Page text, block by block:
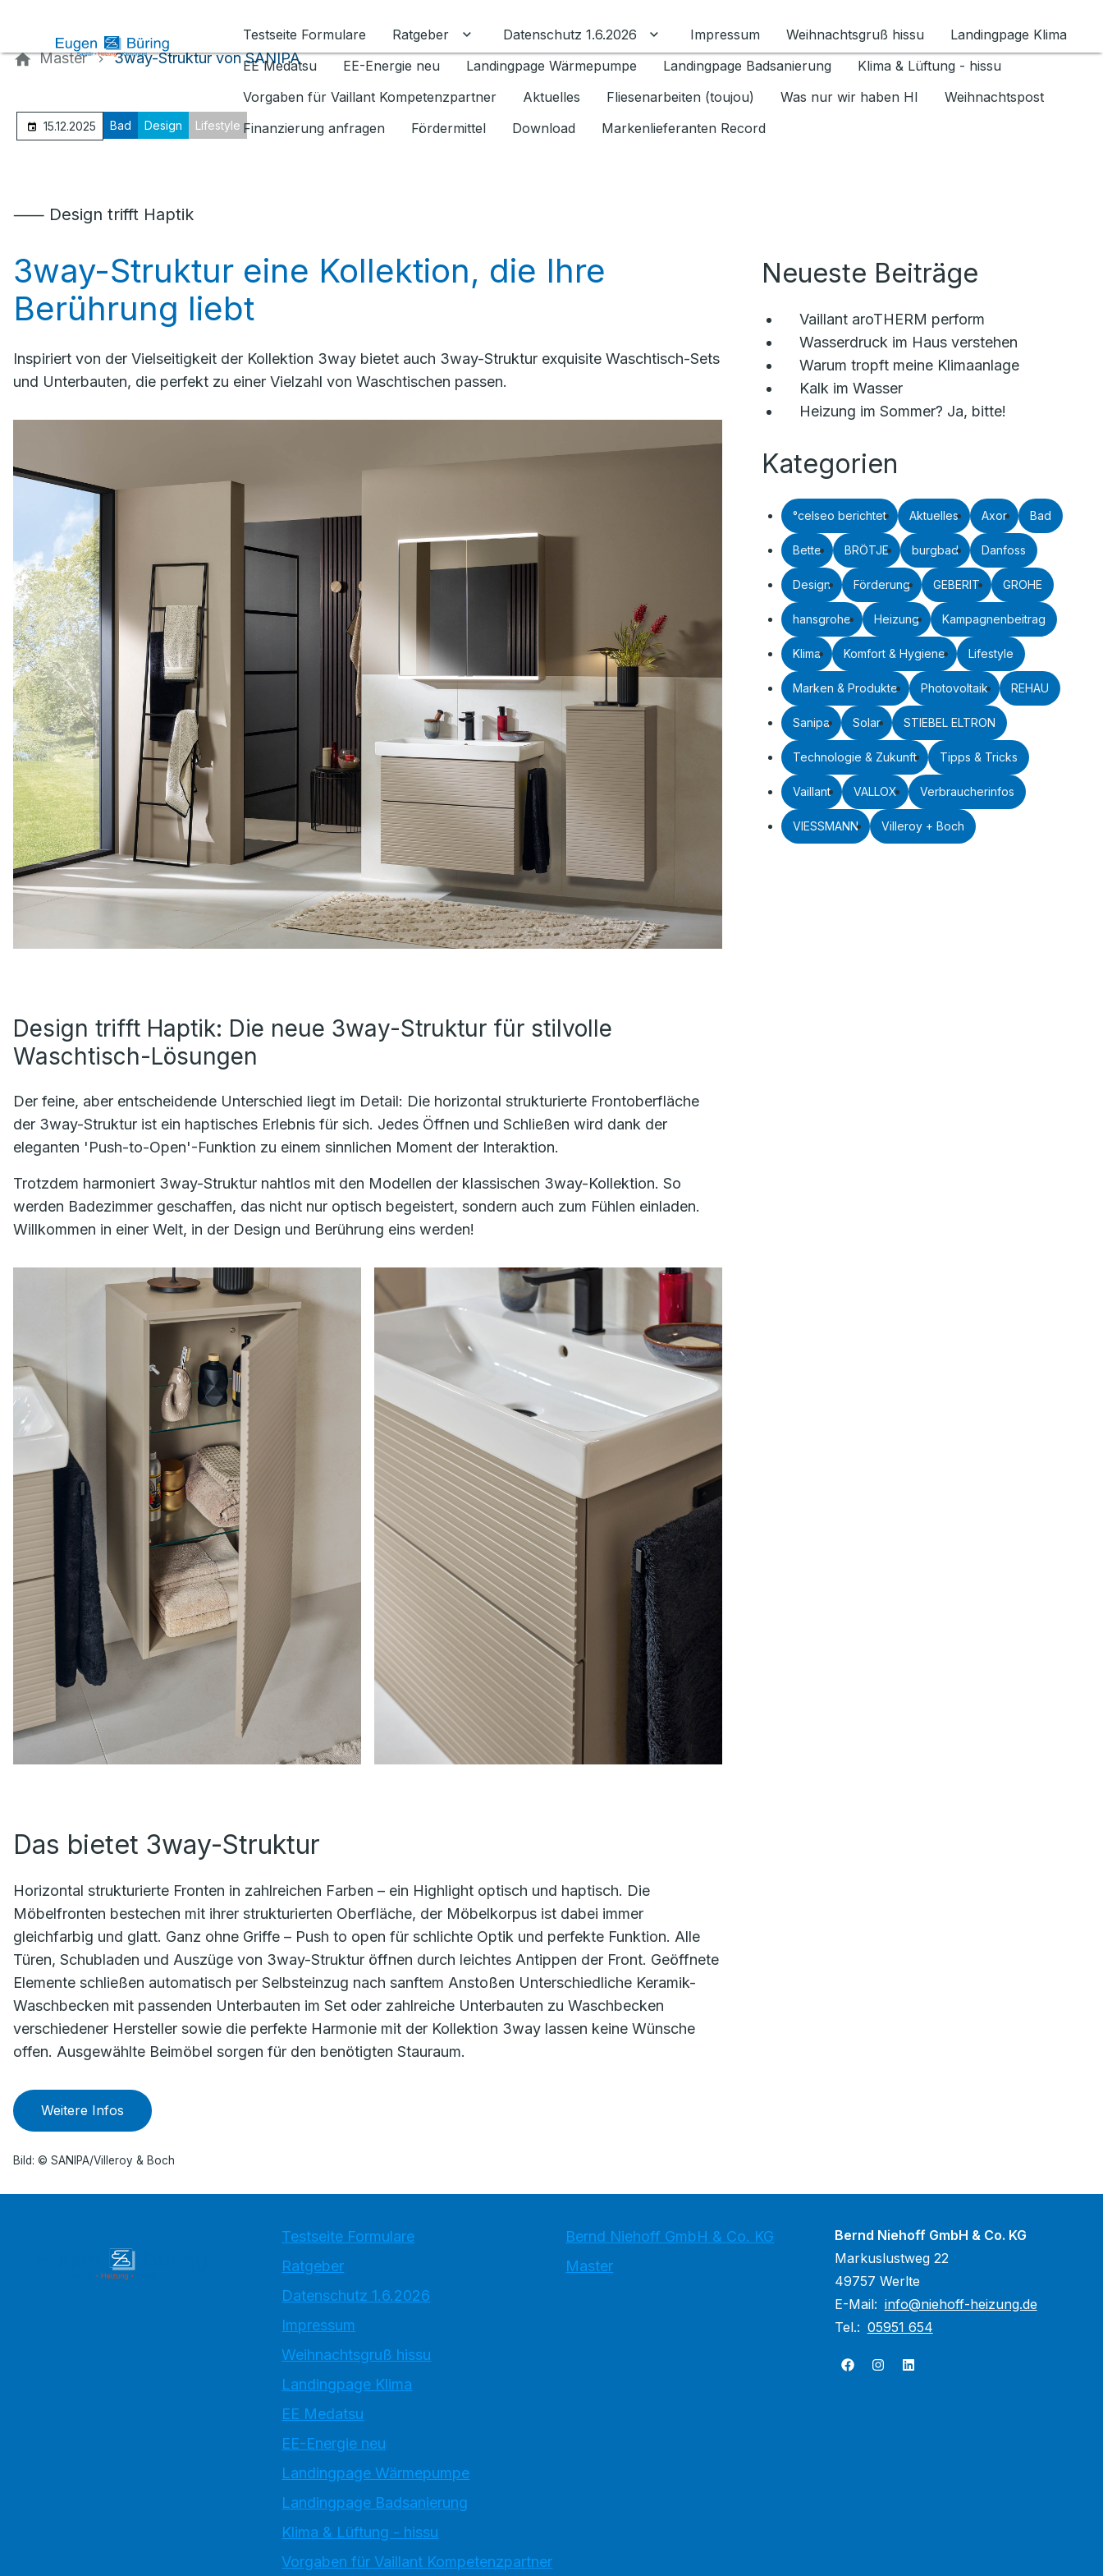
Testseite Formulare
Ratgeber Untermenü für Ratgeber umschalten
Datenschutz 1.6.2026 Untermenü für Datenschutz 1.6.2026 umschalten
Impressum Weihnachtsgruß hissu
Landingpage Klima
EE Medatsu
EE-Energie neu Landingpage Wärmepumpe Landingpage Badsanierung
Klima & Lüftung - hissu
Vorgaben für Vaillant Kompetenzpartner
Aktuelles Fliesenarbeiten (toujou) Was nur wir haben HI
Weihnachtspost
Finanzierung anfragen
Fördermittel Download Markenlieferanten Record
Master 3way-Struktur von SANIPA
15.12.2025 Bad Design Lifestyle
⸺ Design trifft Haptik
3way-Struktur eine Kollektion, die Ihre
Berührung liebt
Inspiriert von der Vielseitigkeit der Kollektion 3way bietet auch 3way-Struktur exquisite Waschtisch-Sets
und Unterbauten, die perfekt zu einer Vielzahl von Waschtischen passen.
Design trifft Haptik: Die neue 3way-Struktur für stilvolle
Waschtisch-Lösungen
Der feine, aber entscheidende Unterschied liegt im Detail: Die horizontal strukturierte Frontoberfläche
der 3way-Struktur ist ein haptisches Erlebnis für sich. Jedes Öffnen und Schließen wird dank der
eleganten 'Push-to-Open'-Funktion zu einem sinnlichen Moment der Interaktion.
Trotzdem harmoniert 3way-Struktur nahtlos mit den Modellen der klassischen 3way-Kollektion. So
werden Badezimmer geschaffen, das nicht nur optisch begeistert, sondern auch zum Fühlen einladen.
Willkommen in einer Welt, in der Design und Berührung eins werden!
Das bietet 3way-Struktur
Horizontal strukturierte Fronten in zahlreichen Farben – ein Highlight optisch und haptisch. Die
Möbelfronten bestechen mit ihrer strukturierten Oberfläche, der Möbelkorpus ist dabei immer
gleichfarbig und glatt. Ganz ohne Griffe – Push to open für schlichte Optik und perfekte Funktion. Alle
Türen, Schubladen und Auszüge von 3way-Struktur öffnen durch leichtes Antippen der Front. Geöffnete
Elemente schließen automatisch per Selbsteinzug nach sanftem Anstoßen Unterschiedliche Keramik-
Waschbecken mit passenden Unterbauten im Set oder zahlreiche Unterbauten zu Waschbecken
verschiedener Hersteller sowie die perfekte Harmonie mit der Kollektion 3way lassen keine Wünsche
offen. Ausgewählte Beimöbel sorgen für den benötigten Stauraum.
Weitere Infos
Bild: © SANIPA/Villeroy & Boch
Neueste Beiträge
Vaillant aroTHERM perform
Wasserdruck im Haus verstehen
Warum tropft meine Klimaanlage
Kalk im Wasser
Heizung im Sommer? Ja, bitte!
Kategorien
°celseo berichtet Aktuelles Axor Bad
Bette BRÖTJE burgbad Danfoss
Design Förderung GEBERIT GROHE
hansgrohe Heizung Kampagnenbeitrag
Klima Komfort & Hygiene Lifestyle
Marken & Produkte Photovoltaik REHAU
Sanipa Solar STIEBEL ELTRON
Technologie & Zukunft Tipps & Tricks
Vaillant VALLOX Verbraucherinfos
VIESSMANN Villeroy + Boch
Testseite Formulare
Ratgeber
Datenschutz 1.6.2026
Impressum
Weihnachtsgruß hissu
Landingpage Klima
EE Medatsu
EE-Energie neu
Landingpage Wärmepumpe
Landingpage Badsanierung
Klima & Lüftung - hissu
Vorgaben für Vaillant Kompetenzpartner
Bernd Niehoff GmbH & Co. KG
Master
Bernd Niehoff GmbH & Co. KG
Markuslustweg 22
49757 Werlte
E-Mail: info@niehoff-heizung.de
Tel.: 05951 654